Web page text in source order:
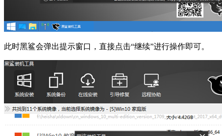
此时黑鲨会弹出提示窗口，直接点击“继续”进行操作即可。